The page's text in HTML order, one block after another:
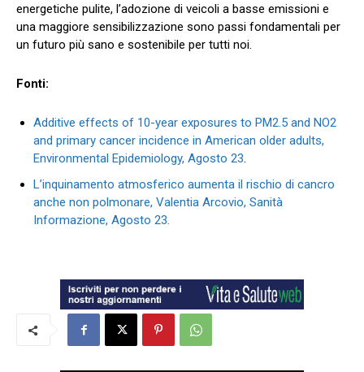
energetiche pulite, l’adozione di veicoli a basse emissioni e
una maggiore sensibilizzazione sono passi fondamentali per
un futuro più sano e sostenibile per tutti noi.
Fonti:
Additive effects of 10-year exposures to PM2.5 and NO2
and primary cancer incidence in American older adults,
Environmental Epidemiology, Agosto 23.
L’inquinamento atmosferico aumenta il rischio di cancro
anche non polmonare, Valentia Arcovio, Sanità
Informazione, Agosto 23.